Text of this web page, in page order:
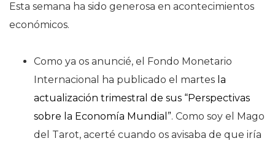
Esta semana ha sido generosa en acontecimientos
económicos.
Como ya os anuncié, el Fondo Monetario
Internacional ha publicado el martes la
actualización trimestral de sus “Perspectivas
sobre la Economía Mundial”. Como soy el Mago
del Tarot, acerté cuando os avisaba de que iría